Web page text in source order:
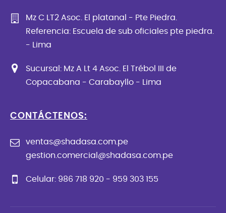
Mz C LT2 Asoc. El platanal - Pte Piedra.
Referencia: Escuela de sub oficiales pte piedra.
- Lima
Sucursal: Mz A Lt 4 Asoc. El Trébol III de
Copacabana - Carabayllo - Lima
CONTÁCTENOS:
ventas@shadasa.com.pe
gestion.comercial@shadasa.com.pe
Celular: 986 718 920 - 959 303 155